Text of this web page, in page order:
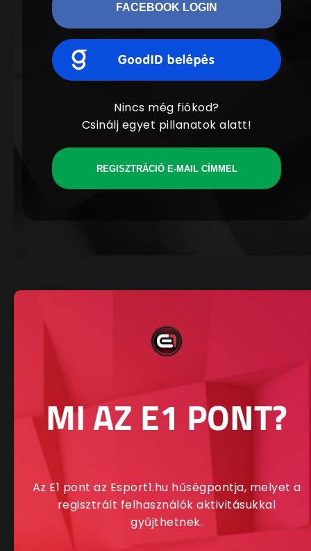
FACEBOOK LOGIN
Nincs még fiókod?
Csinálj egyet pillanatok alatt!
REGISZTRÁCIÓ E-MAIL CÍMMEL
MI AZ E1 PONT?
Az E1 pont az Esport1.hu hűségpontja, melyet a
regisztrált felhasználók aktivitásukkal
gyűjthetnek.